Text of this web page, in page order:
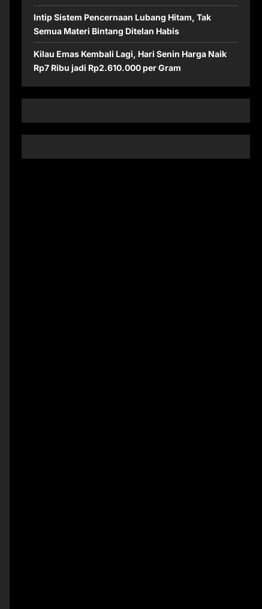
Intip Sistem Pencernaan Lubang Hitam, Tak
Semua Materi Bintang Ditelan Habis
Kilau Emas Kembali Lagi, Hari Senin Harga Naik
Rp7 Ribu jadi Rp2.610.000 per Gram